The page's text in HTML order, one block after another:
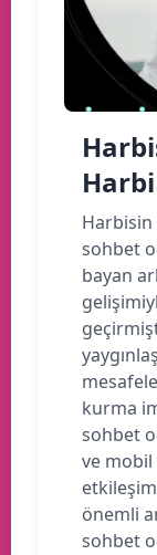
sohbet
bayan
kurma
sohbet
ve
önemli
sohbet